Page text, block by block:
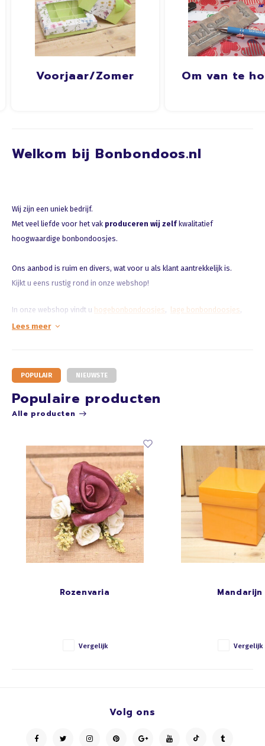
Voorjaar/Zomer Om van te
Welkom bij Bonbondoos.nl
Wij zijn een uniek bedrijf.
Met veel liefde voor het vak produceren wij zelfkwalitatief
hoogwaardige bonbondoosjes.
Ons aanbod is ruim en divers, wat voor u als klant aantrekkelijk is.
Kijkt u eens rustig rond in onze webshop!
In onze webshop vindt u hoge bonbondoosjes, lage bonbondoosjes,
kubussen en
anderollen (zelfs transparante!), linten en kant-en-klare strikken
behoren ook tot ons assortiment.
overige retail en groothandels, maar NIET aan particulieren.
Lees meer
POPULAIR NIEUWSTE
Populaire producten
Alle producten
Rozenvaria
Vergelijk
Mandarijn
Vergelijk
Volg ons